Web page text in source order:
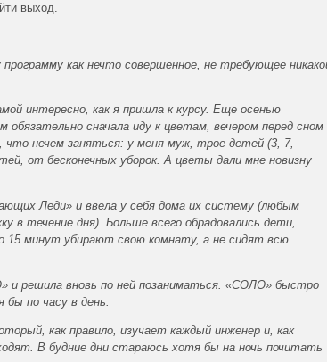
выход.
как нечто совершенное, не требующее
интересно, как я пришла к курсу. Еще осенью
сначала иду к цветам, вечером перед сном
нечем заняться: у меня муж, трое детей (3, 7,
от бесконечных уборок. А цветы дали мне новизну
Леди» и ввела у себя дома их систему (любым
в течение дня). Больше всего обрадовались дети,
15 минут убирают свою комнату, а не сидят всю
решила вновь по ней позаниматься. «СОЛО» быстро
бы по часу в день.
как правило, изучает каждый инженер и, как
В будние дни стараюсь хотя бы на ночь почитать